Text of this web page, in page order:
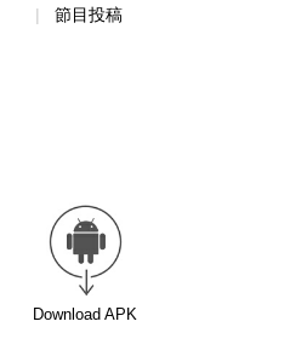
節目投稿
Download APK